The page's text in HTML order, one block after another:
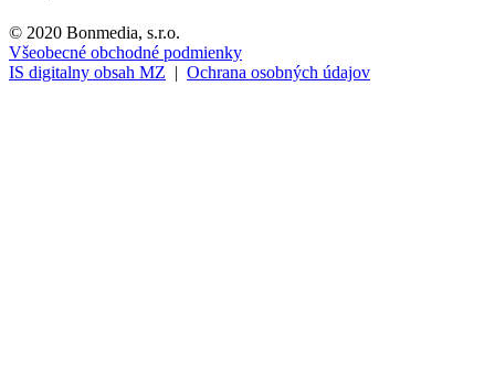
© 2020 Bonmedia, s.r.o.
Všeobecné obchodné podmienky
IS digitalny obsah MZ | Ochrana osobných údajov